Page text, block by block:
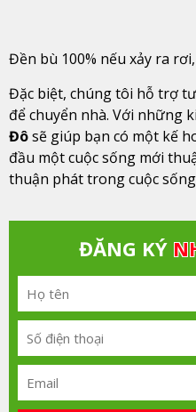
Đền bù 100% nếu xảy ra
Đặc biệt, chúng tôi hỗ trợ
để chuyển nhà. Với những
Đôsẽ giúp bạn có một kế
đầu một cuộc sống mới
thuận phát trong cuộc
ĐĂNG KÝ